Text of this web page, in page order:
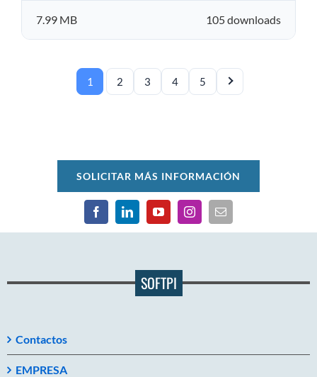
105 downloads
7.99 MB
1 2 3 4 5
SOLICITAR MÁS INFORMACIÓN
SOFTPI
Contactos
EMPRESA